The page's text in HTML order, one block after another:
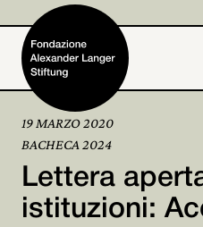
Home
Fondazione
19 MARZO 2020
BACHECA 2024
Lettera
istituzioni: